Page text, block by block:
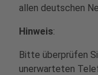
allen deutschen
Hinweis:
Bitte überprüfen
unerwarteten